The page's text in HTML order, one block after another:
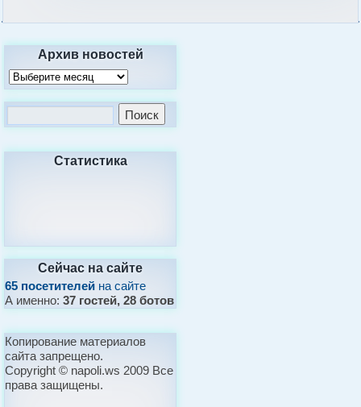
Архив новостей
Статистика
Сейчас на сайте
65 посетителей на сайте
А именно:37 гостей, 28 ботов
Копирование материалов
сайта запрещено.
Copyright © napoli.ws 2009 Все
права защищены.